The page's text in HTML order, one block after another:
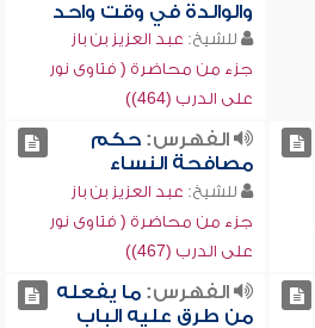
والوالدة في وقت واحد
للشيخ: عبد العزيز بن باز
جزء من محاضرة ( فتاوى نور
على الدرب (464))
الفهرس:حكم
مصافحة النساء
للشيخ: عبد العزيز بن باز
جزء من محاضرة ( فتاوى نور
على الدرب (467))
الفهرس:ما يفعله
من طرق عليه الباب